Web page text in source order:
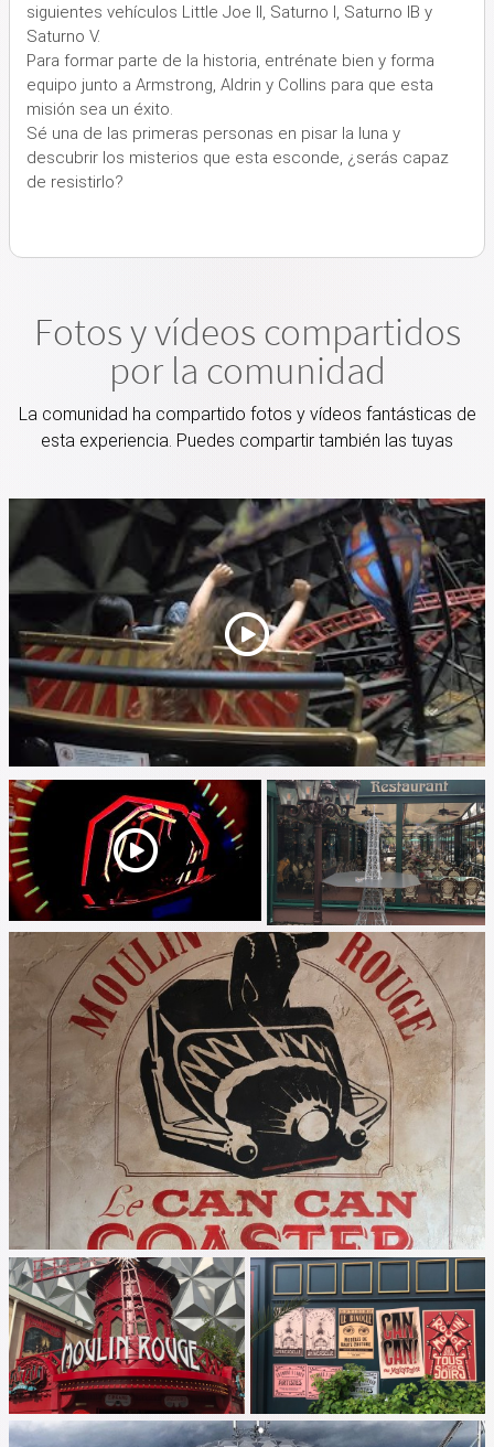
siguientes vehículos Little Joe II, Saturno I, Saturno IB y
Saturno V.
Para formar parte de la historia, entrénate bien y forma
equipo junto a Armstrong, Aldrin y Collins para que esta
misión sea un éxito.
Sé una de las primeras personas en pisar la luna y
descubrir los misterios que esta esconde, ¿serás capaz
de resistirlo?
Fotos y vídeos compartidos
por la comunidad
La comunidad ha compartido fotos y vídeos fantásticas de
esta experiencia. Puedes compartir también las tuyas